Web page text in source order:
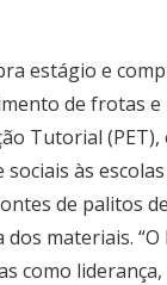
estágio e
de frotas
Tutorial
às
de palitos
dos materiais.
como